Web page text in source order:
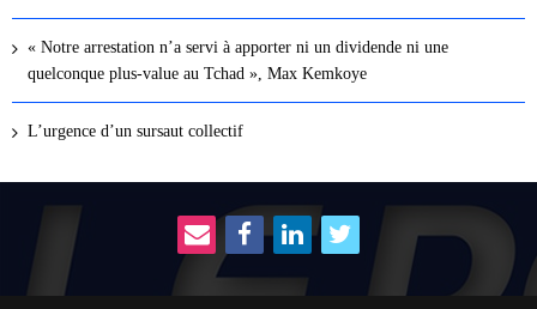
« Notre arrestation n’a servi à apporter ni un dividende ni une
quelconque plus-value au Tchad », Max Kemkoye
L’urgence d’un sursaut collectif